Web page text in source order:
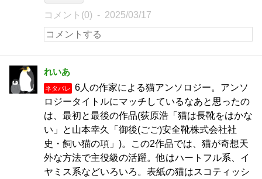
コメント(0) 2025/03/17
れいあ
ネタバレ
6人の作家による猫アンソロジー。アンソ
ロジータイトルにマッチしているなあと思ったの
は、最初と最後の作品(荻原浩「猫は長靴をはかな
い」と山本幸久「御後(ごご)安全靴株式会社社
史・飼い猫の項」)。この2作品では、猫が奇想天
外な方法で主役級の活躍。他はハートフル系、イ
ヤミス系などいろいろ。表紙の猫はスコティッシ